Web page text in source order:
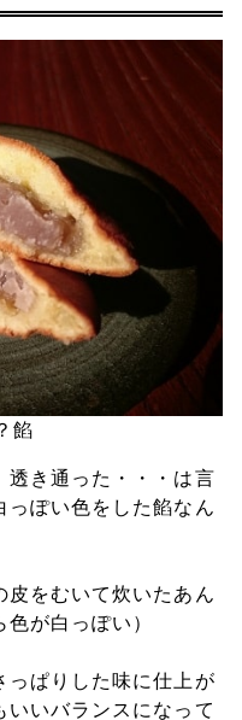
餡
透き通った・・・は言
っぽい色をした餡なん
皮をむいて炊いたあん
が白っぽい）
っぱりした味に仕上が
いいバランスになって